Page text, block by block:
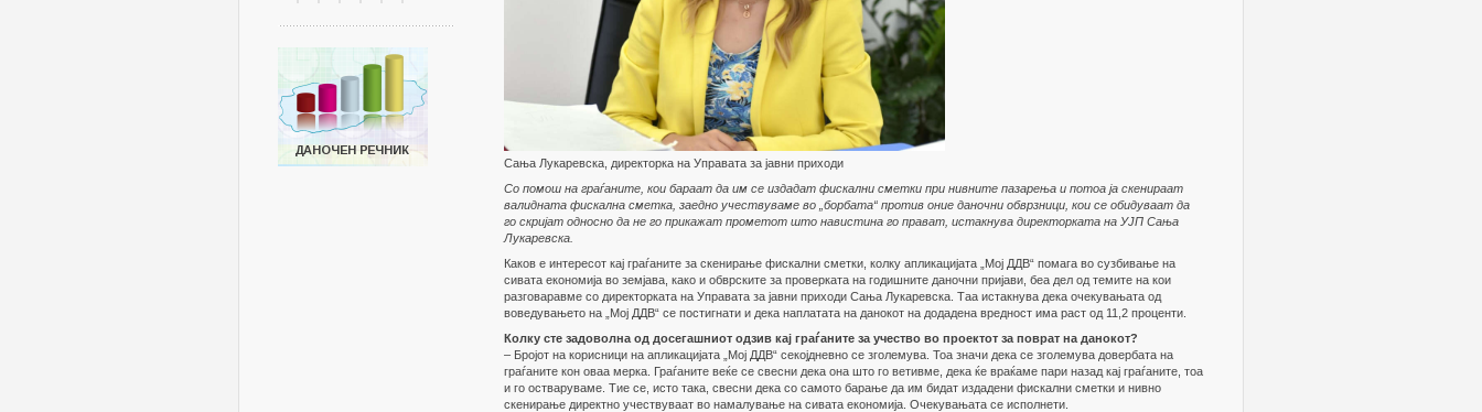
Сања Лукаревска, директорка на Управата за јавни приходи
Со помош на граѓаните, кои бараат да им се издадат фискални сметки при нивните пазарења и потоа ја скенираат
валидната фискална сметка, заедно учествуваме во „борбата“ против оние даночни обврзници, кои се обидуваат да
го скријат односно да не го прикажат прометот што навистина го прават, истакнува директорката на УЈП Сања
Лукаревска.
Каков е интересот кај граѓаните за скенирање фискални сметки, колку апликацијата „Мој ДДВ“ помага во сузбивање на
сивата економија во земјава, како и обврските за проверката на годишните даночни пријави, беа дел од темите на кои
разговаравме со директорката на Управата за јавни приходи Сања Лукаревска. Таа истакнува дека очекувањата од
воведувањето на „Мој ДДВ“ се постигнати и дека наплатата на данокот на додадена вредност има раст од 11,2 проценти.
Колку сте задоволна од досегашниот одзив кај граѓаните за учество во проектот за поврат на данокот?
– Бројот на корисници на апликацијата „Мој ДДВ“ секојдневно се зголемува. Тоа значи дека се зголемува довербата на
граѓаните кон оваа мерка. Граѓаните веќе се свесни дека она што го ветивме, дека ќе враќаме пари назад кај граѓаните, тоа
и го остваруваме. Тие се, исто така, свесни дека со самото барање да им бидат издадени фискални сметки и нивно
скенирање директно учествуваат во намалување на сивата економија. Очекувањата се исполнети.